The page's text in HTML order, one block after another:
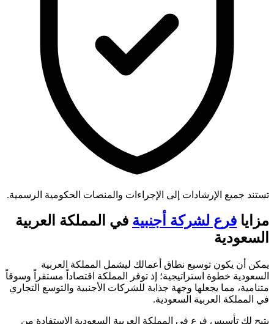
تستند جميع الإرشادات إلى الإجراءات والمنصات الحكومية الرسمية.
مزايا فرع لشركة أجنبية في المملكة العربية
السعودية
يمكن أن يكون توسيع نطاق أعمالك ليشمل المملكة العربية
السعودية خطوة استراتيجية؛ إذ توفر المملكة اقتصاداً مستقراً وسوقاً
متنامية، مما يجعلها وجهة جذابة للشركات الأجنبية والتوسع التجاري
في المملكة العربية السعودية.
يتيح لك تأسيس فرع في المملكة العربية السعودية الاستفادة من